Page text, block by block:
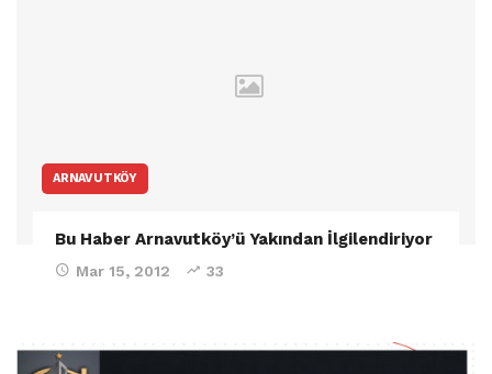
ARNAVUTKÖY
Bu Haber Arnavutköy’ü Yakından İlgilendiriyor
Mar 15, 2012 33